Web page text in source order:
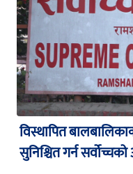
विस्थापित
सुनिश्चित गर्न